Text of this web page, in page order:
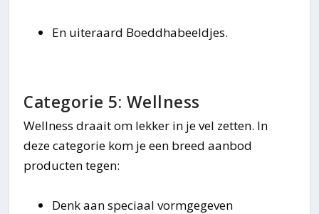
En uiteraard Boeddhabeeldjes.
Categorie 5: Wellness
Wellness draait om lekker in je vel zetten. In
deze categorie kom je een breed aanbod
producten tegen:
Denk aan speciaal vormgegeven